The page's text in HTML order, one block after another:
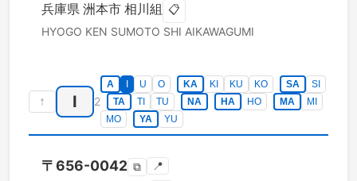
兵庫県 洲本市 相川組 📋
HYOGO KEN SUMOTO SHI AIKAWAGUMI
↑ I 2
A U O KA KI KU KO SA
SI
TA
TI TU NA HA HO MA
MI
MO
YA YU
〒656-0042 ⧉ 📍